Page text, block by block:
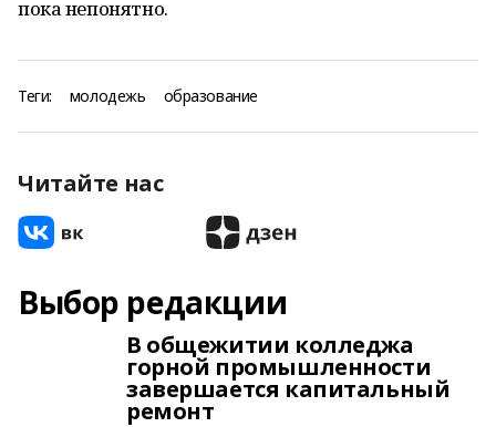
пока непонятно.
Теги: молодежь образование
Читайте нас
Выбор редакции
В общежитии колледжа
горной промышленности
завершается капитальный
ремонт